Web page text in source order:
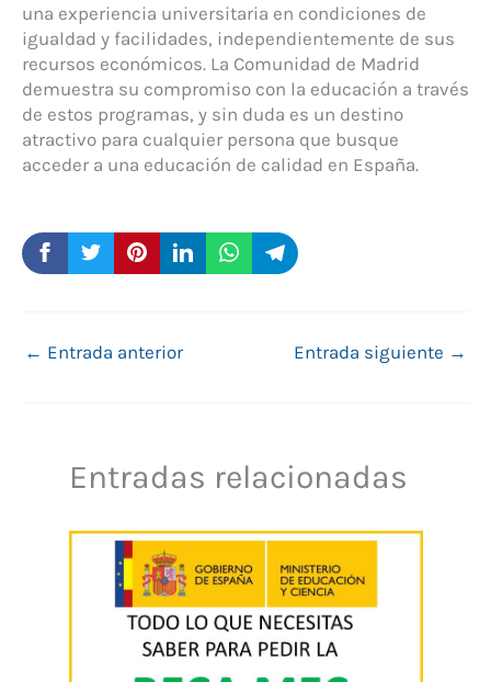
una experiencia universitaria en condiciones de
igualdad y facilidades, independientemente de sus
recursos económicos. La Comunidad de Madrid
demuestra su compromiso con la educación a través
de estos programas, y sin duda es un destino
atractivo para cualquier persona que busque
acceder a una educación de calidad en España.
← Entrada anterior Entrada siguiente →
Entradas relacionadas